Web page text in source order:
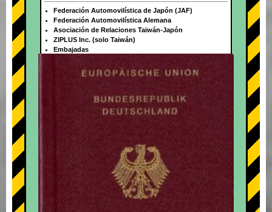
+
Federación Automovilística de Japón (JAF)
Federación Automovilística Alemana
Asociación de Relaciones Taiwán-Japón
ZIPLUS Inc. (solo Taiwán)
Embajadas